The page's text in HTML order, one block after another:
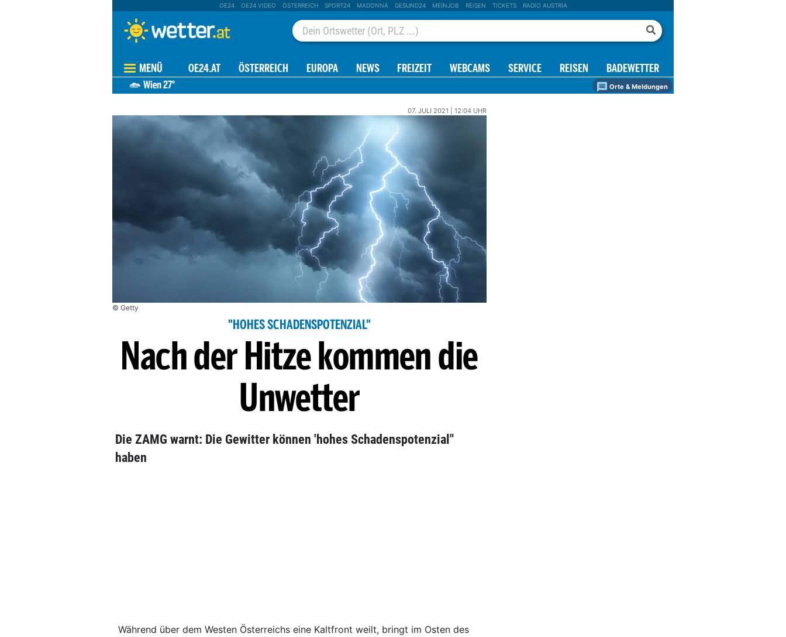
OE24 OE24 VIDEO ÖSTERREICH SPORT24 MADONNA GESUND24 MEINJOB REISEN TICKETS RADIO AUSTRIA
MENÜ OE24.AT ÖSTERREICH EUROPA NEWS FREIZEIT WEBCAMS SERVICE REISEN BADEWETTER
Wien27° Orte & Meldungen
07. JULI 2021 | 12:04 UHR
© Getty
"HOHES SCHADENSPOTENZIAL"
Nach der Hitze kommen die
Unwetter
Die ZAMG warnt: Die Gewitter können 'hohes Schadenspotenzial"
haben
Während über dem Westen Österreichs eine Kaltfront weilt, bringt im Osten des